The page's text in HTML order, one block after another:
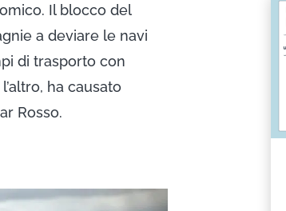
Il blocco del
a deviare le navi
di trasporto con
ha causato
Rosso.